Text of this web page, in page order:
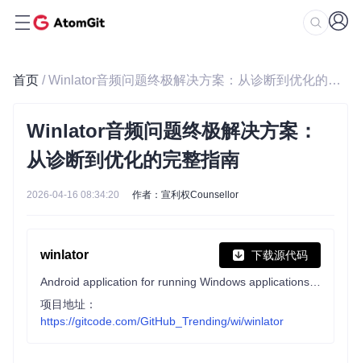
首页 / Winlator音频问题终极解决方案：从诊断到优化的完整指南
Winlator音频问题终极解决方案：
从诊断到优化的完整指南
2026-04-16 08:34:20 作者：宣利权Counsellor
winlator 下载源代码
项目地址：
https://gitcode.com/GitHub_Trending/wi/winlator